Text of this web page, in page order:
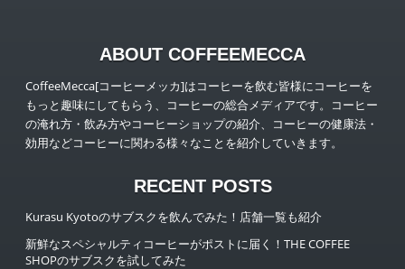
ABOUT COFFEEMECCA
CoffeeMecca[コーヒーメッカ]はコーヒーを飲む皆様にコーヒーを
もっと趣味にしてもらう、コーヒーの総合メディアです。コーヒー
の淹れ方・飲み方やコーヒーショップの紹介、コーヒーの健康法・
効用などコーヒーに関わる様々なことを紹介していきます。
RECENT POSTS
Kurasu Kyotoのサブスクを飲んでみた！店舗一覧も紹介
新鮮なスペシャルティコーヒーがポストに届く！THE COFFEE
SHOPのサブスクを試してみた